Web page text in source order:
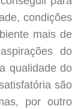
condições
mais de
do
qualidade do
são
por outro